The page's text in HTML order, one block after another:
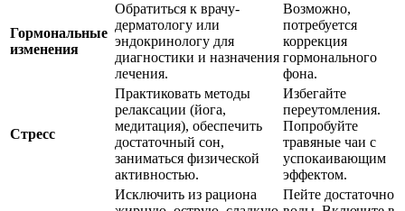
Гормональные
изменения
Обратиться к врачу-
дерматологу или
эндокринологу для
диагностики и назначения
лечения.
Возможно,
потребуется
коррекция
гормонального
фона.
Стресс
Практиковать методы
релаксации (йога,
медитация), обеспечить
достаточный сон,
заниматься физической
активностью.
Избегайте
переутомления.
Попробуйте
травяные чаи с
успокаивающим
эффектом.
Исключить из рациона
Пейте достаточно